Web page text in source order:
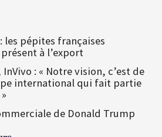
les pépites françaises
à l’export
: « Notre vision, c’est de
international qui fait partie
de Donald Trump